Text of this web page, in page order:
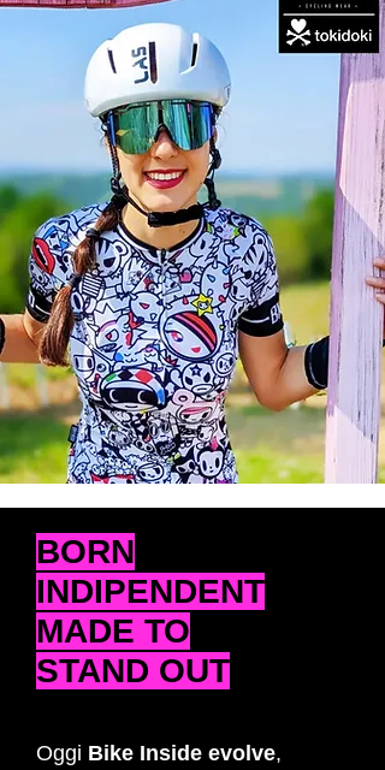
BORN
INDIPENDENT
MADE TO
STAND OUT
Oggi Bike Inside evolve,